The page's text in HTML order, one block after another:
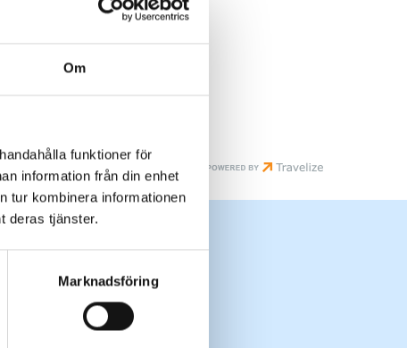
Om
funktioner för
information från din enhet
tur kombinera informationen
deras tjänster.
Marknadsföring